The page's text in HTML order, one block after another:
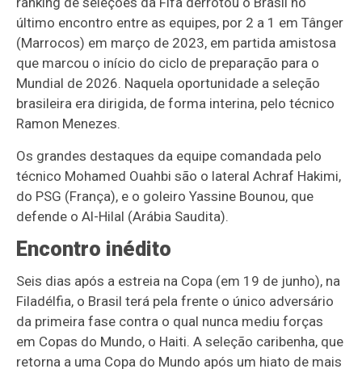
último encontro entre as equipes, por 2 a 1 em Tânger
(Marrocos) em março de 2023, em partida amistosa
que marcou o início do ciclo de preparação para o
Mundial de 2026. Naquela oportunidade a seleção
brasileira era dirigida, de forma interina, pelo técnico
Ramon Menezes.
Os grandes destaques da equipe comandada pelo
técnico Mohamed Ouahbi são o lateral Achraf Hakimi,
do PSG (França), e o goleiro Yassine Bounou, que
defende o Al-Hilal (Arábia Saudita).
Encontro inédito
Seis dias após a estreia na Copa (em 19 de junho), na
Filadélfia, o Brasil terá pela frente o único adversário
da primeira fase contra o qual nunca mediu forças
em Copas do Mundo, o Haiti. A seleção caribenha, que
retorna a uma Copa do Mundo após um hiato de mais